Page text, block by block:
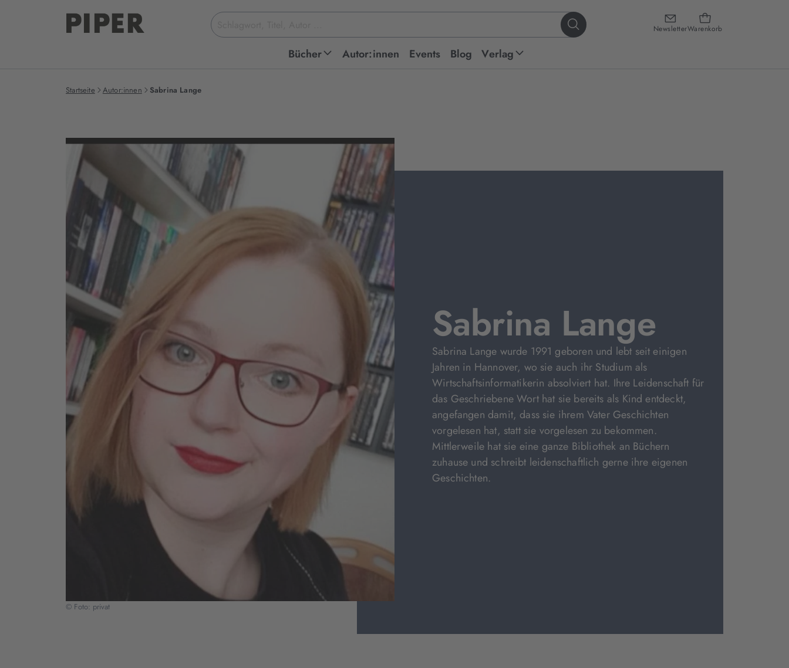
NewsletterWarenkorb
Suchbegriff
eingeben
Bücher Autor:innen Events Blog Verlag
Startseite Autor:innen Sabrina Lange
© Foto: privat
Sabrina Lange
Sabrina Lange wurde 1991 geboren und lebt seit einigen
Jahren in Hannover, wo sie auch ihr Studium als
Wirtschaftsinformatikerin absolviert hat. Ihre Leidenschaft für
das Geschriebene Wort hat sie bereits als Kind entdeckt,
angefangen damit, dass sie ihrem Vater Geschichten
vorgelesen hat, statt sie vorgelesen zu bekommen.
Mittlerweile hat sie eine ganze Bibliothek an Büchern
zuhause und schreibt leidenschaftlich gerne ihre eigenen
Geschichten.